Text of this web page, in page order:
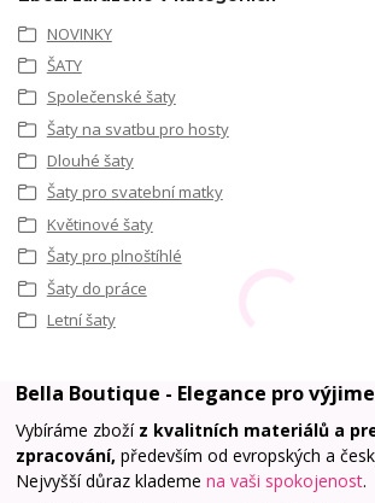
NOVINKY
ŠATY
Společenské šaty
Šaty na svatbu pro hosty
Dlouhé šaty
Šaty pro svatební matky
Květinové šaty
Šaty pro plnoštíhlé
Šaty do práce
Letní šaty
Bella Boutique - Elegance pro
Vybíráme zboží z kvalitních materiálů a
zpracování, především od evropských a
Nejvyšší důraz klademena vaši spokojenost.